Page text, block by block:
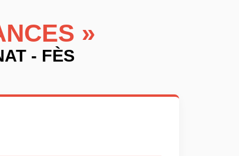
»
- FÈS